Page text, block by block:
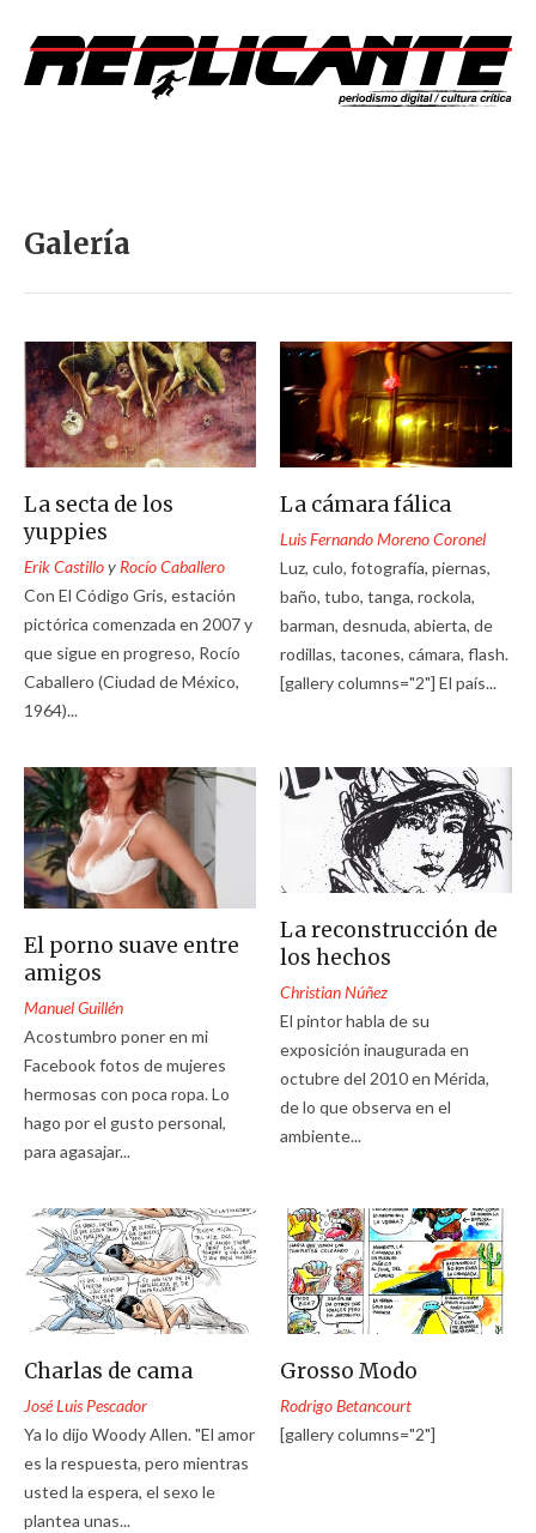
Galería
La secta de los
yuppies
Erik Castilloy Rocío Caballero
Con El Código Gris, estación
pictórica comenzada en 2007 y
que sigue en progreso, Rocío
Caballero (Ciudad de México,
1964)...
La cámara fálica
Luis Fernando Moreno Coronel
Luz, culo, fotografía, piernas,
baño, tubo, tanga, rockola,
barman, desnuda, abierta, de
rodillas, tacones, cámara, flash.
[gallery columns="2"] El país...
El porno suave entre
amigos
Manuel Guillén
Acostumbro poner en mi
Facebook fotos de mujeres
hermosas con poca ropa. Lo
hago por el gusto personal,
para agasajar...
La reconstrucción de
los hechos
Christian Núñez
El pintor habla de su
exposición inaugurada en
octubre del 2010 en Mérida,
de lo que observa en el
ambiente...
Charlas de cama
José Luis Pescador
Ya lo dijo Woody Allen. "El amor
es la respuesta, pero mientras
usted la espera, el sexo le
plantea unas...
Grosso Modo
Rodrigo Betancourt
[gallery columns="2"]